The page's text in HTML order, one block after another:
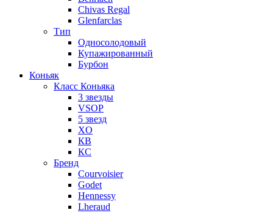
Chivas Regal
Glenfarclas
Тип
Односолодовый
Купажированный
Бурбон
Коньяк
Класс Коньяка
3 звезды
VSOP
5 звезд
XO
КВ
КС
Бренд
Courvoisier
Godet
Hennessy
Lheraud